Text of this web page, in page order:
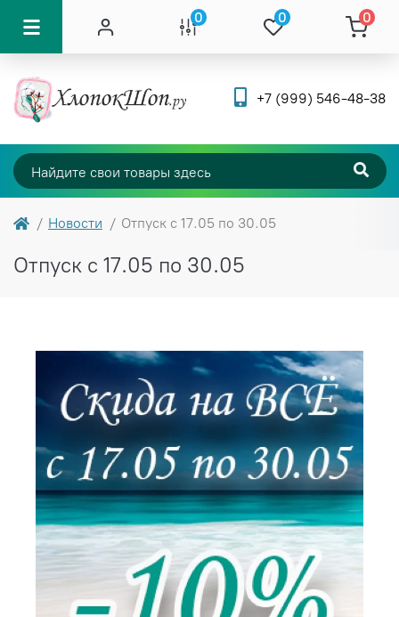
0 0 0
+7 (999) 546-48-38
Новости Отпуск с 17.05 по 30.05
Отпуск с 17.05 по 30.05